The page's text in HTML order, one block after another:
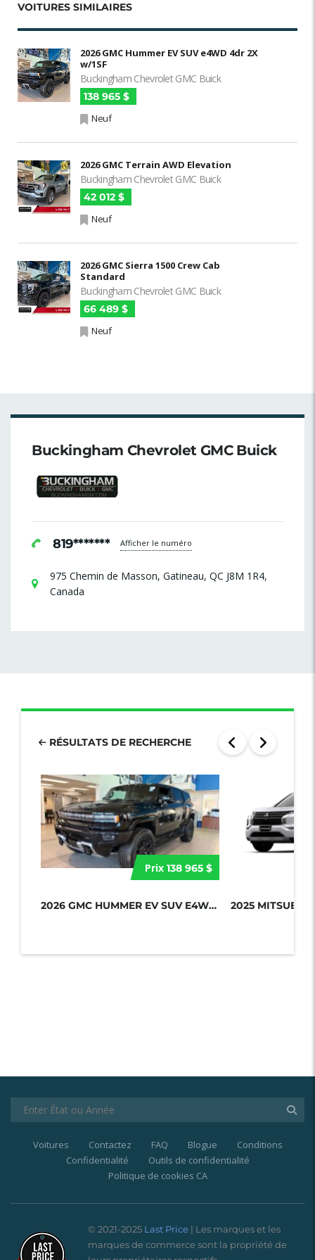
VOITURES SIMILAIRES
2026 GMC Hummer EV SUV e4WD 4dr 2X
w/1SF
Buckingham Chevrolet GMC Buick
138 965 $
Neuf
2026 GMC Terrain AWD Elevation
Buckingham Chevrolet GMC Buick
42 012 $
Neuf
2026 GMC Sierra 1500 Crew Cab
Standard
Buckingham Chevrolet GMC Buick
66 489 $
Neuf
Buckingham Chevrolet GMC Buick
819******* Afficher le numéro
975 Chemin de Masson, Gatineau, QC J8M 1R4,
Canada
RÉSULTATS DE RECHERCHE
Prix 138 965 $
2026 GMC HUMMER EV SUV E4WD 4DR 2X...
Voitures Contactez FAQ Blogue
Conditions
Confidentialité
Outils de confidentialité
Politique de cookies CA
© 2021-2025 Last Price | Les marques et les
marques de commerce sont la propriété de